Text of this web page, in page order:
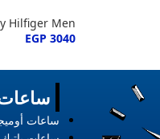
Hilfiger Men
EGP 3040
ساعات